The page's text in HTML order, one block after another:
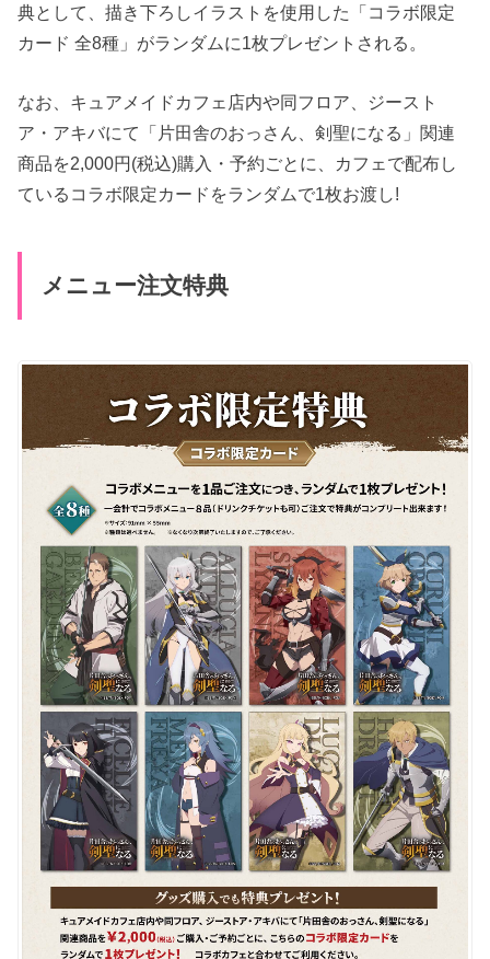
典として、描き下ろしイラストを使用した「コラボ限定
カード 全8種」がランダムに1枚プレゼントされる。
なお、キュアメイドカフェ店内や同フロア、ジースト
ア・アキバにて「片田舎のおっさん、剣聖になる」関連
商品を2,000円(税込)購入・予約ごとに、カフェで配布し
ているコラボ限定カードをランダムで1枚お渡し!
メニュー注文特典